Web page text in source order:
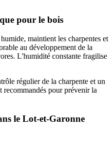
pour le bois
maintient les charpentes et
au développement de la
L'humidité constante fragilise
régulier de la charpente et un
pour prévenir la
le Lot-et-Garonne